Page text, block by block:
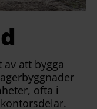
att bygga
ofta i